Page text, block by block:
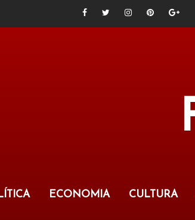
ECONOMIA CULTURA